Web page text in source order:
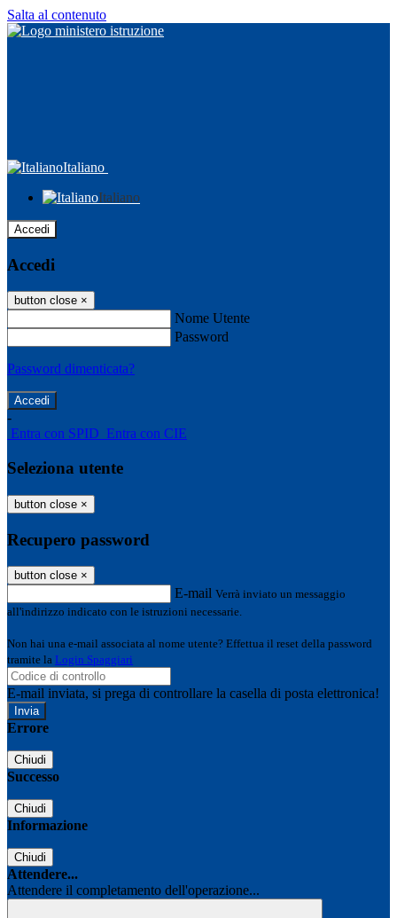
Salta al contenuto
Italiano
Italiano
Accedi
Accedi
button close ×
Nome Utente
Password
Password dimenticata?
-
Entra con SPID Entra con CIE
Seleziona utente
button close ×
Recupero password
button close ×
E-mail Verrà inviato un messaggio
all'indirizzo indicato con le istruzioni necessarie.
Non hai una e-mail associata al nome utente? Effettua il reset della password
tramite la Login Spaggiari
E-mail inviata, si prega di controllare la casella di posta elettronica!
Errore
Chiudi
Successo
Chiudi
Informazione
Chiudi
Attendere...
Attendere il completamento dell'operazione...